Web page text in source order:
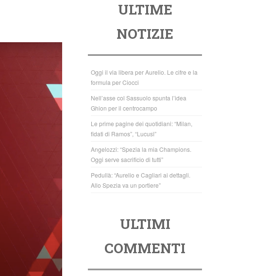
o
o
k
tt
er
at
s
A
p
p
ULTIME
NOTIZIE
Oggi il via libera per Aurelio. Le cifre e la
formula per Ciocci
Nell’asse col Sassuolo spunta l’idea
Ghion per il centrocampo
Le prime pagine dei quotidiani: “Milan,
fidati di Ramos”, “Lucusì”
Angelozzi: “Spezia la mia Champions.
Oggi serve sacrificio di tutti”
Pedullà: “Aurelio e Cagliari ai dettagli.
Allo Spezia va un portiere”
ULTIMI
COMMENTI